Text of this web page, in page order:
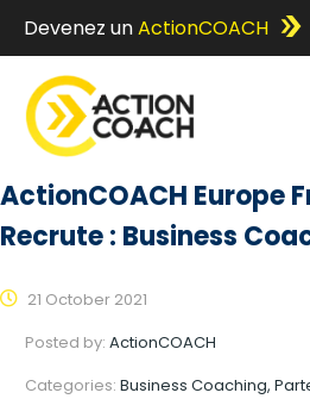
Devenez unActionCOACH
ActionCOACH Europe
Recrute : Business
21 October 2021
Posted by: ActionCOACH
Categories: Business Coaching,